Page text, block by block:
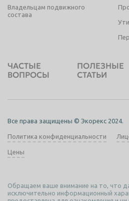
Владельцам подвижного
состава
ЧАСТЫЕ
ВОПРОСЫ
ПОЛЕЗНЫЕ
СТАТЬИ
Все права защищены © Экорекс 2024.
Политика конфиденциальности
Цены
Обращаем ваше внимание на то, что
исключительно информационный